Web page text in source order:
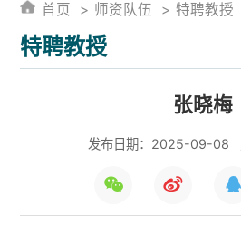
特聘教授
首页 师资队伍 特聘教授
张晓梅
发布日期：2025-09-08